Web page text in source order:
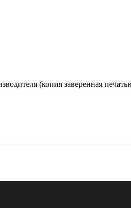
(копия заверенная